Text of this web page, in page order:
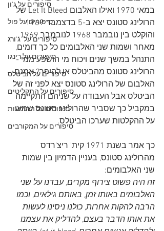
סיפורים על ג'ון
סיפורים על פול
סיפורים על 'ג'ורג
סיפורים על רינגו
סיפורים על הביטלס
סיפורים על התקליטים
סיפורים על ההופעות
סיפורים על המקורבים
במאי 1970 ואילו האלבום Let It Bleed של
הרולינג סטונס יצא ב-5 בדצמבר 1969
והוקלט בין נובמבר 1968 לנובמבר 1969.
מאחר ושמות שני האלבומים כל כך דומים,
התנהל במשך שנים ויכוח מי הושפע ממי -
הרולינג סטונס מהביטלס או להיפך? אמנם
האלבום של הרולינג סטונס יצא לפני זה של
הביטלס אבל העבודה על שניהם התקיימה
במקביל כך שסביר שהרולינג סטונס שמעו
על ההקלטות שערכו הביטלס.
כך אמר בשנת 1971 קית' ריצ'רדס
מהרולינג סטונס, בעניין הדמיון בין שמות
שני האלבומים:
זה היה פשוט צירוף מקרים, עבדנו על שני
האלבומים באותו זמן, באותם גילאים, וכמו
הרבה להקות אחרות, כולנו ניסינו לעשות
את אותו הדבר בעצם, להדליק את עצמנו